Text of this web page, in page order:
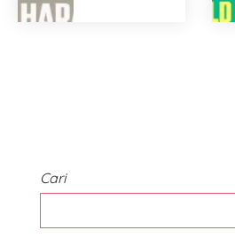
Cari